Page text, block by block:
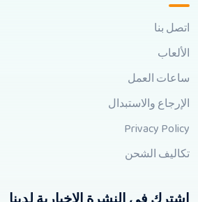
اتصل بنا
الألعاب
ساعات العمل
الإرجاع والاستبدال
Privacy Policy
تكاليف الشحن